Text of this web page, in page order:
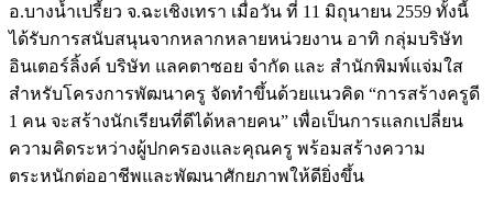
อ.บางน้ำเปรี้ยว จ.ฉะเชิงเทรา เมื่อวัน ที่ 11 มิถุนายน 2559 ทั้งนี้
ได้รับการสนับสนุนจากหลากหลายหน่วยงาน อาทิ กลุ่มบริษัท
อินเตอร์ลิ้งค์ บริษัท แลคตาซอย จำกัด และ สำนักพิมพ์แจ่มใส
สำหรับโครงการพัฒนาครู จัดทำขึ้นด้วยแนวคิด “การสร้างครูดี
1 คน จะสร้างนักเรียนที่ดีได้หลายคน” เพื่อเป็นการแลกเปลี่ยน
ความคิดระหว่างผู้ปกครองและคุณครู พร้อมสร้างความ
ตระหนักต่ออาชีพและพัฒนาศักยภาพให้ดียิ่งขึ้น